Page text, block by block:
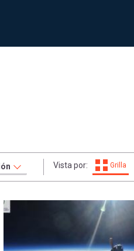
Vista por: Grilla